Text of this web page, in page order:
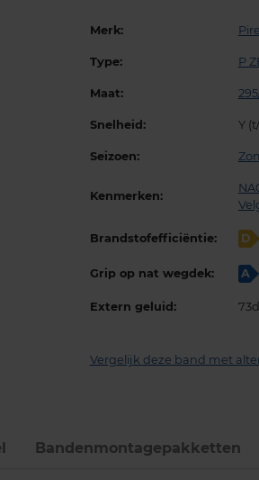
Merk:
Type: P
Maat:
Snelheid: Y
Seizoen:
Kenmerken:
Brandstofefficiëntie: D
Grip op nat wegdek: A
Extern geluid:
Vergelijk deze band met
Bandenmontage­pakketten